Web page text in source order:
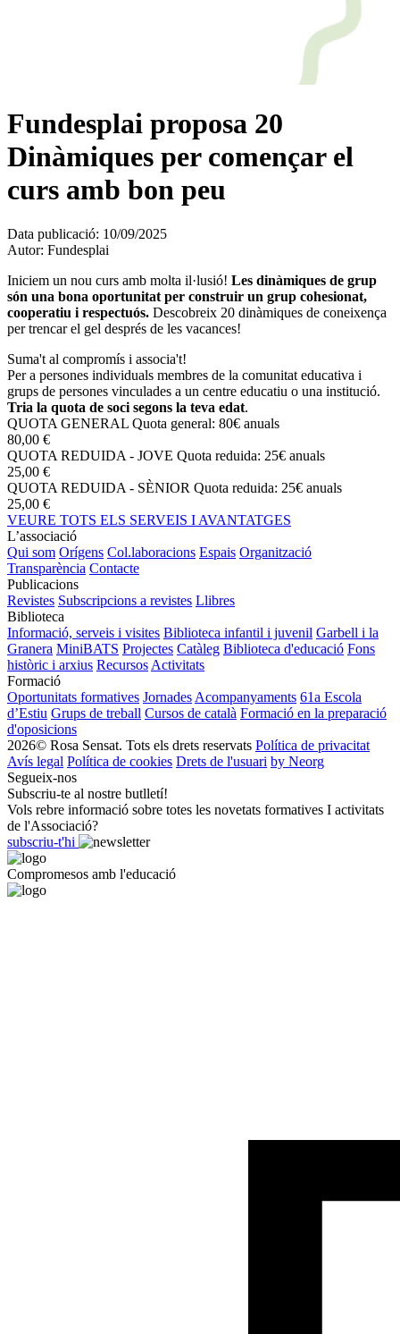
Fundesplai proposa 20
Dinàmiques per començar el
curs amb bon peu
Data publicació: 10/09/2025
Autor: Fundesplai
Iniciem un nou curs amb molta il·lusió! Les dinàmiques de grup
són una bona oportunitat per construir un grup cohesionat,
cooperatiu i respectuós. Descobreix 20 dinàmiques de coneixença
per trencar el gel després de les vacances!
Suma't al compromís i associa't!
Per a persones individuals membres de la comunitat educativa i
grups de persones vinculades a un centre educatiu o una institució.
Tria la quota de soci segons la teva edat.
QUOTA GENERAL Quota general: 80€ anuals
80,00 €
QUOTA REDUIDA - JOVE Quota reduida: 25€ anuals
25,00 €
QUOTA REDUIDA - SÈNIOR Quota reduida: 25€ anuals
25,00 €
VEURE TOTS ELS SERVEIS I AVANTATGES
L’associació
Qui som Orígens Col.laboracions Espais Organització
Transparència Contacte
Publicacions
Revistes Subscripcions a revistes Llibres
Biblioteca
Informació, serveis i visites Biblioteca infantil i juvenil Garbell i la
Granera MiniBATS Projectes Catàleg Biblioteca d'educació Fons
històric i arxius Recursos Activitats
Formació
Oportunitats formatives Jornades Acompanyaments 61a Escola
d’Estiu Grups de treball Cursos de català Formació en la preparació
d'oposicions
2026© Rosa Sensat. Tots els drets reservats Política de privacitat
Avís legal Política de cookies Drets de l'usuari by Neorg
Segueix-nos
Subscriu-te al nostre butlletí!
Vols rebre informació sobre totes les novetats formatives I activitats
de l'Associació?
subscriu-t'hi
Compromesos amb l'educació